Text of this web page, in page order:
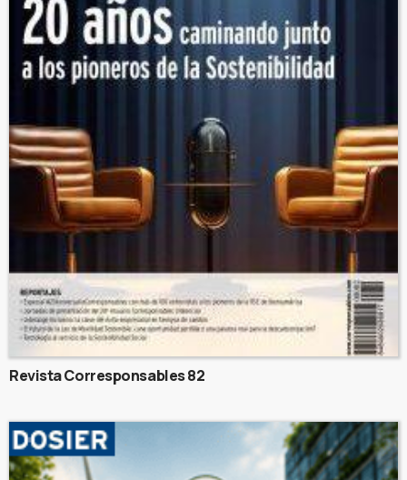
Revista Corresponsables 82